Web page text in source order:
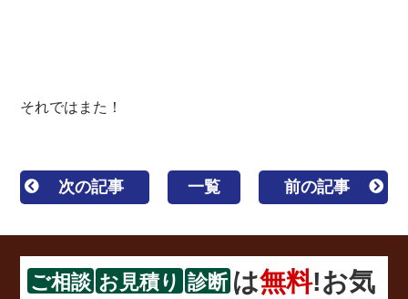
それではまた！
次の記事 一覧 前の記事
ご相談 お見積り 診断 は無料!お気